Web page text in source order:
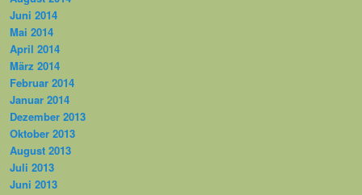
Juni 2014
Mai 2014
April 2014
März 2014
Februar 2014
Januar 2014
Dezember 2013
Oktober 2013
August 2013
Juli 2013
Juni 2013